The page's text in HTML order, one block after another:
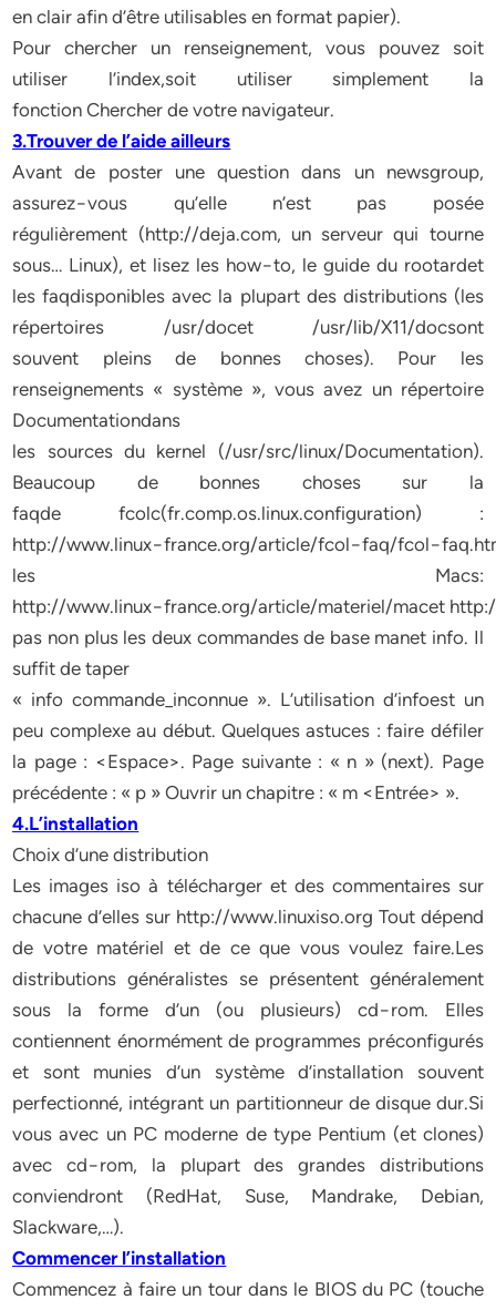
en clair afin d’être utilisables en format papier).
Pour chercher un renseignement, vous pouvez soit
utiliser l’index,soit utiliser simplement la
fonction Chercher de votre navigateur.
3.Trouver de l’aide ailleurs
Avant de poster une question dans un newsgroup,
assurez−vous qu’elle n’est pas posée
régulièrement (http://deja.com, un serveur qui tourne
sous… Linux), et lisez les how−to, le guide du rootardet
les faqdisponibles avec la plupart des distributions (les
répertoires /usr/docet /usr/lib/X11/docsont
souvent pleins de bonnes choses). Pour les
renseignements « système », vous avez un répertoire
Documentationdans
les sources du kernel (/usr/src/linux/Documentation).
Beaucoup de bonnes choses sur la
faqde fcolc(fr.comp.os.linux.configuration) :
http://www.linux−france.org/article/fcol−faq/
les Macs:
http://www.linux−france.org/article/materiel/macet
pas non plus les deux commandes de base manet info. Il
suffit de taper
« info commande_inconnue ». L’utilisation d’infoest un
peu complexe au début. Quelques astuces : faire défiler
la page : <Espace>. Page suivante : « n » (next). Page
précédente : « p » Ouvrir un chapitre : « m <Entrée> ».
4.L’installation
Choix d’une distribution
Les images iso à télécharger et des commentaires sur
chacune d’elles sur http://www.linuxiso.org Tout dépend
de votre matériel et de ce que vous voulez faire.Les
distributions généralistes se présentent généralement
sous la forme d’un (ou plusieurs) cd−rom. Elles
contiennent énormément de programmes préconfigurés
et sont munies d’un système d’installation souvent
perfectionné, intégrant un partitionneur de disque dur.Si
vous avec un PC moderne de type Pentium (et clones)
avec cd−rom, la plupart des grandes distributions
conviendront (RedHat, Suse, Mandrake, Debian,
Slackware,…).
Commencer l’installation
Commencez à faire un tour dans le BIOS du PC (touche